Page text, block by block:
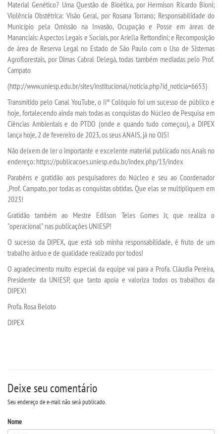
OUVIDORIA
Material Genético? Uma Questão de Bioética, por Hermison Ricardo Bioni;
Violência Obstétrica: Visão Geral, por Rosana Torrano; Responsabilidade do
Município pela Omissão na Invasão, Ocupação e Posse em áreas de
Mananciais: Aspectos Legais e Sociais, por Ariella Rettondini; e Recomposição
de área de Reserva Legal no Estado de São Paulo com o Uso de Sistemas
Agroflorestais, por Dimas Cabral Delegá, todas também mediadas pelo Prof.
Campato
(http://www.uniesp.edu.br/sites/institucional/noticia.php?id_noticia=6653)
Transmitido pelo Canal YouTube, o IIº Colóquio foi um sucesso de público e
hoje, fortalecendo ainda mais todas as conquistas do Núcleo de Pesquisa em
Ciências Ambientais e do PTDO (onde e quando tudo começou), a DIPEX
lança hoje, 2 de fevereiro de 2023, os seus ANAIS, já no OJS!
Não deixem de ler o importante e excelente material publicado nos Anais no
endereço: https://publicacoes.uniesp.edu.br/index.php/13/index
Parabéns e gratidão aos pesquisadores do Núcleo e seu ao Coordenador
,Prof. Campato, por todas as conquistas obtidas. Que elas se multipliquem em
2023!
Gratidão também ao Mestre Edílson Teles Gomes Jr, que realiza o
"operacional" nas publicações UNIESP!
O sucesso da DIPEX, que está sob minha responsabilidade, é fruto de um
trabalho árduo e de qualidade realizado por todos!
O agradecimento muito especial da equipe vai para a Profa. Cláudia Pereira,
Presidente da UNIESP, que tanto apoia e valoriza todos os trabalhos da
DIPEX!
Profa. Rosa Beloto
DIPEX
Deixe seu comentário
Seu endereço de e-mail não será publicado.
Nome